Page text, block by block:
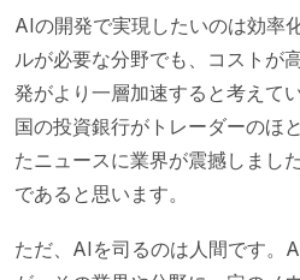
AIの開発で実現したいのは効率
ルが必要な分野でも、コストが
発がより一層加速すると考えて
国の投資銀行がトレーダーのほ
たニュースに業界が震撼しまし
であると思います。
ただ、AIを司るのは人間です。